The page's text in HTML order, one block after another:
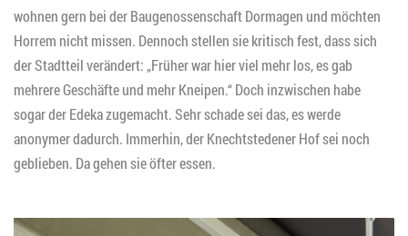
wohnen gern bei der Baugenossenschaft Dormagen und möchten
Horrem nicht missen. Dennoch stellen sie kritisch fest, dass sich
der Stadtteil verändert: „Früher war hier viel mehr los, es gab
mehrere Geschäfte und mehr Kneipen.“ Doch inzwischen habe
sogar der Edeka zugemacht. Sehr schade sei das, es werde
anonymer dadurch. Immerhin, der Knechtstedener Hof sei noch
geblieben. Da gehen sie öfter essen.